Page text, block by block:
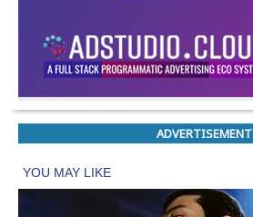
ADVERTISEMENT